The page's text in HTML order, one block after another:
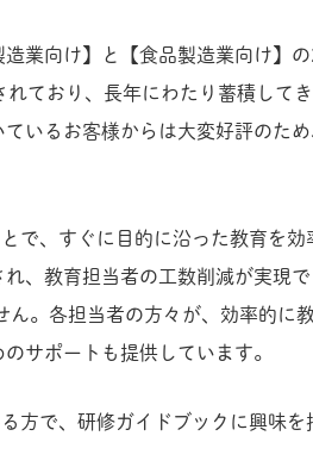
業向け】と【食品製造業向け】
ており、長年にわたり蓄積して
いるお客様からは大変好評のた
で、すぐに目的に沿った教育を効
、教育担当者の工数削減が実現
。各担当者の方々が、効率的に
サポートも提供しています。
方で、研修ガイドブックに興味